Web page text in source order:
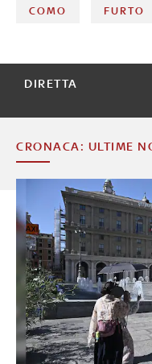
COMO FURTO
DIRETTA
CRONACA: ULTIME